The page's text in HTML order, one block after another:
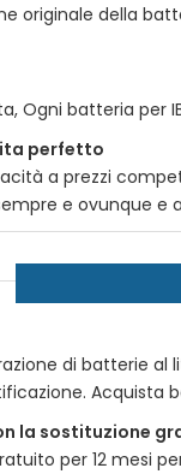
originale della
Ogni batteria per
perfetto
a prezzi
e ovunque
di batterie
Acquista
la sostituzione
per 12 mesi